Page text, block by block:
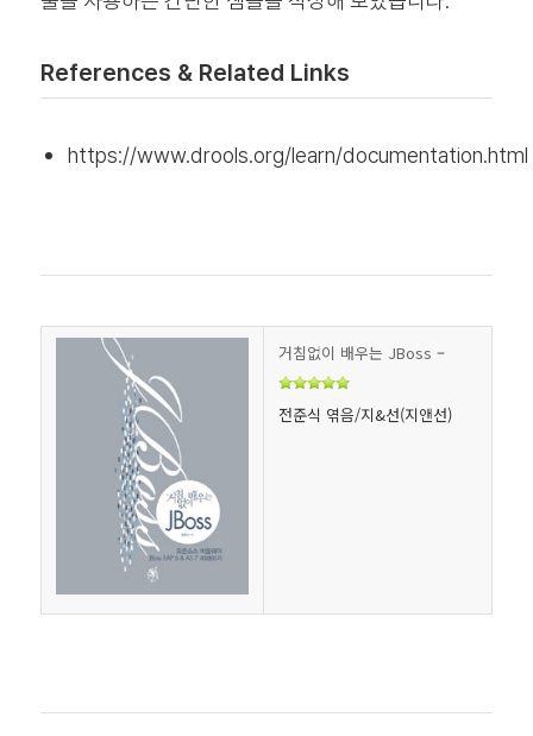
References & Related Links
https://www.drools.org/learn/documentation.html
거침없이 배우는 JBoss –
전준식 엮음/지&선(지앤선)